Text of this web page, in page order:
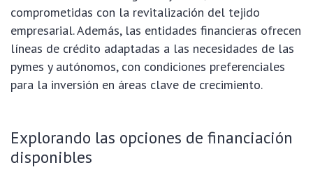
comprometidas con la revitalización del tejido
empresarial. Además, las entidades financieras ofrecen
líneas de crédito adaptadas a las necesidades de las
pymes y autónomos, con condiciones preferenciales
para la inversión en áreas clave de crecimiento.
Explorando las opciones de financiación
disponibles